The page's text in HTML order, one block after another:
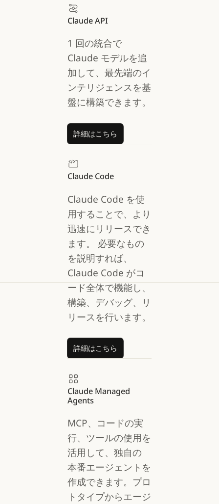
Claude API
1 回の統合で
Claude モデルを追
加して、最先端のイ
ンテリジェンスを基
盤に構築できます。
詳細はこちら
詳細はこちら
Claude Code
Claude Code を使
用することで、より
迅速にリリースでき
ます。
必要なもの
を説明すれば、
Claude Code がコ
ード全体で機能し、
構築、デバッグ、リ
リースを行います。
詳細はこちら
詳細はこちら
Claude Managed
Agents
MCP、コードの実
行、ツールの使用を
活用して、独自の
本番エージェントを
作成できます。プロ
トタイプからエージ